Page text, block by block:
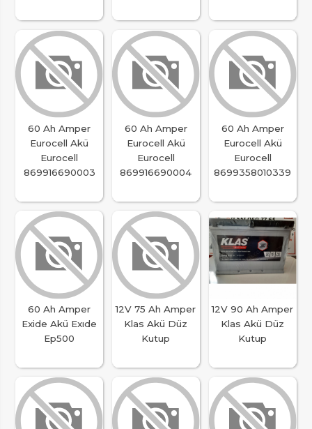
60 Ah Amper
Eurocell Akü
Eurocell
869916690003
60 Ah Amper
Eurocell Akü
Eurocell
869916690004
60 Ah Amper
Eurocell Akü
Eurocell
8699358010339
60 Ah Amper
Exide Akü Exıde
Ep500
12V 75 Ah Amper
Klas Akü Düz
Kutup
12V 90 Ah Amper
Klas Akü Düz
Kutup